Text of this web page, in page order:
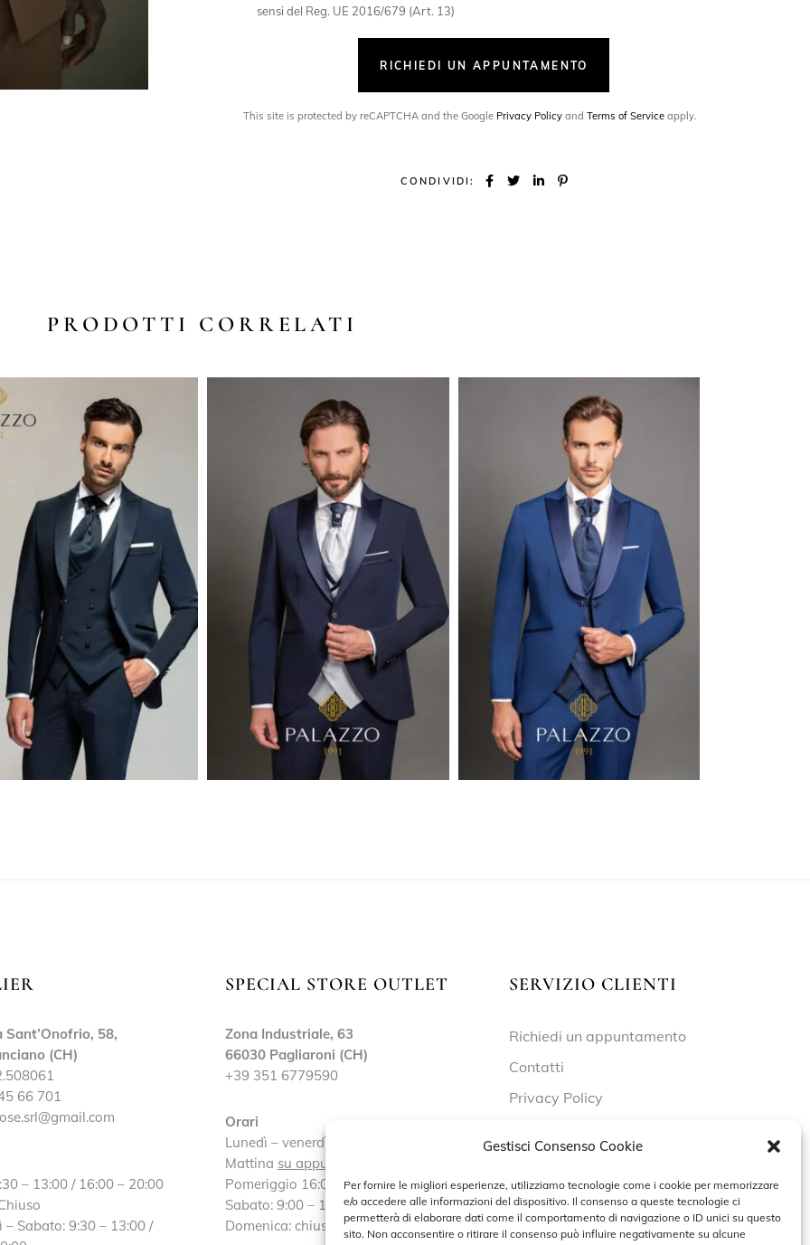
Gestisci Consenso Cookie
Per fornire le migliori esperienze, utilizziamo tecnologie come i cookie per memorizzare
e/o accedere alle informazioni del dispositivo. Il consenso a queste tecnologie ci
permetterà di elaborare dati come il comportamento di navigazione o ID unici su questo
sito. Non acconsentire o ritirare il consenso può influire negativamente su alcune
sensi del Reg. UE 2016/679 (Art. 13)
RICHIEDI UN APPUNTAMENTO
This site is protected by reCAPTCHA and the Google Privacy Policy and Terms of Service apply.
CONDIVIDI:
PRODOTTI CORRELATI
Sant’Onofrio, 58,
(CH)
66 701
– 13:00 / 16:00 – 20:00
– Sabato: 9:30 – 13:00 /
SPECIAL STORE OUTLET
Zona Industriale, 63
66030 Pagliaroni (CH)
+39 351 6779590
Orari
Lunedì – venerdì:
Mattina su appuntamento
Pomeriggio 16:00 – 19:30
Sabato: 9:00 – 13:00 / 16:30 – 19:30
Domenica: chiuso
SERVIZIO CLIENTI
Richiedi un appuntamento
Contatti
Privacy Policy